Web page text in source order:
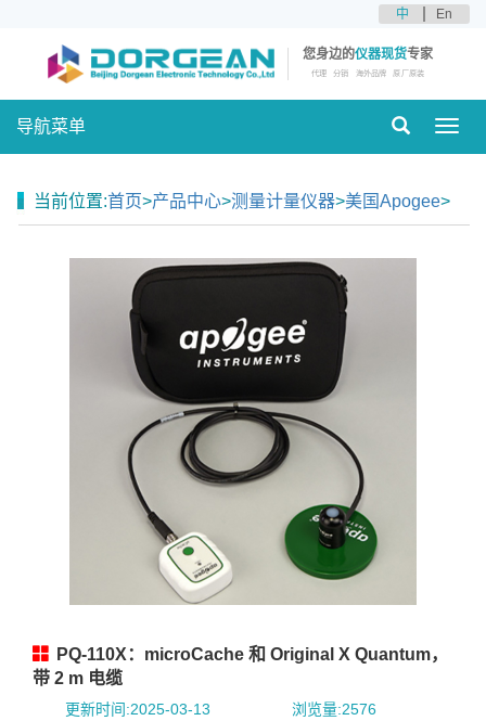
中 En
您身边的仪器现货专家
代理 分销 海外品牌 原厂原装
导航菜单
当前位置:首页>产品中心>测量计量仪器>美国Apogee>
PQ-110X：microCache 和 Original X Quantum，
带 2 m 电缆
更新时间:2025-03-13 浏览量:2576